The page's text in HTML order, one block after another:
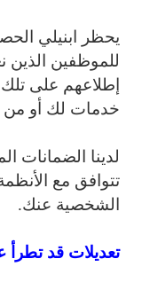
يحظر ابنيلي
للموظفين
إطلاعهم على
خدمات لك أو من
لدينا الضمانات
تتوافق مع
الشخصية عنك.
تعديلات قد